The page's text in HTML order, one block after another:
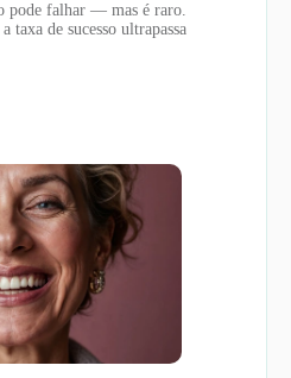
pode falhar — mas é raro.
taxa de sucesso ultrapassa